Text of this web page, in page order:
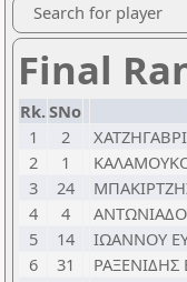
Search for player
Final
Rk.SNo
1
2
2
1
3
24
4
4
5
14 ΙΩΑΝΝΟΥ
6
31 ΡΑΞΕΝΙΔΗΣ